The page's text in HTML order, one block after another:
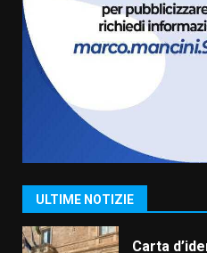
ULTIME NOTIZIE
Truffatori
frazioni
5 Agosto
1
Fasanese
da fuoco
6 Agosto
Carta